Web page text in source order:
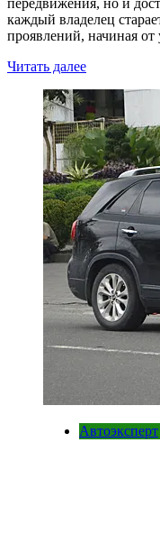
передвижения, но и
каждый владелец
проявлений, начиная
Читать далее
Автоэксперт